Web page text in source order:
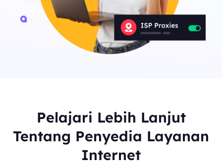
Pelajari Lebih Lanjut
Tentang Penyedia Layanan
Internet